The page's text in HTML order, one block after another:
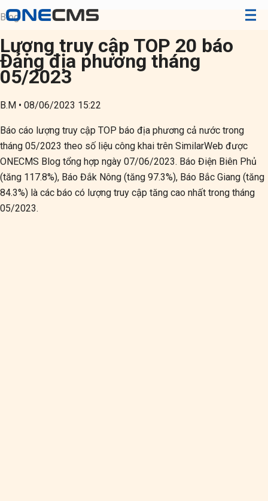
Blog
Lượng truy cập TOP 20 báo
Đảng địa phương tháng
05/2023
B.M • 08/06/2023 15:22
Báo cáo lượng truy cập TOP báo địa phương cả nước trong
tháng 05/2023 theo số liệu công khai trên SimilarWeb được
ONECMS Blog tổng hợp ngày 07/06/2023. Báo Điện Biên Phủ
(tăng 117.8%), Báo Đắk Nông (tăng 97.3%), Báo Bắc Giang (tăng
84.3%) là các báo có lượng truy cập tăng cao nhất trong tháng
05/2023.